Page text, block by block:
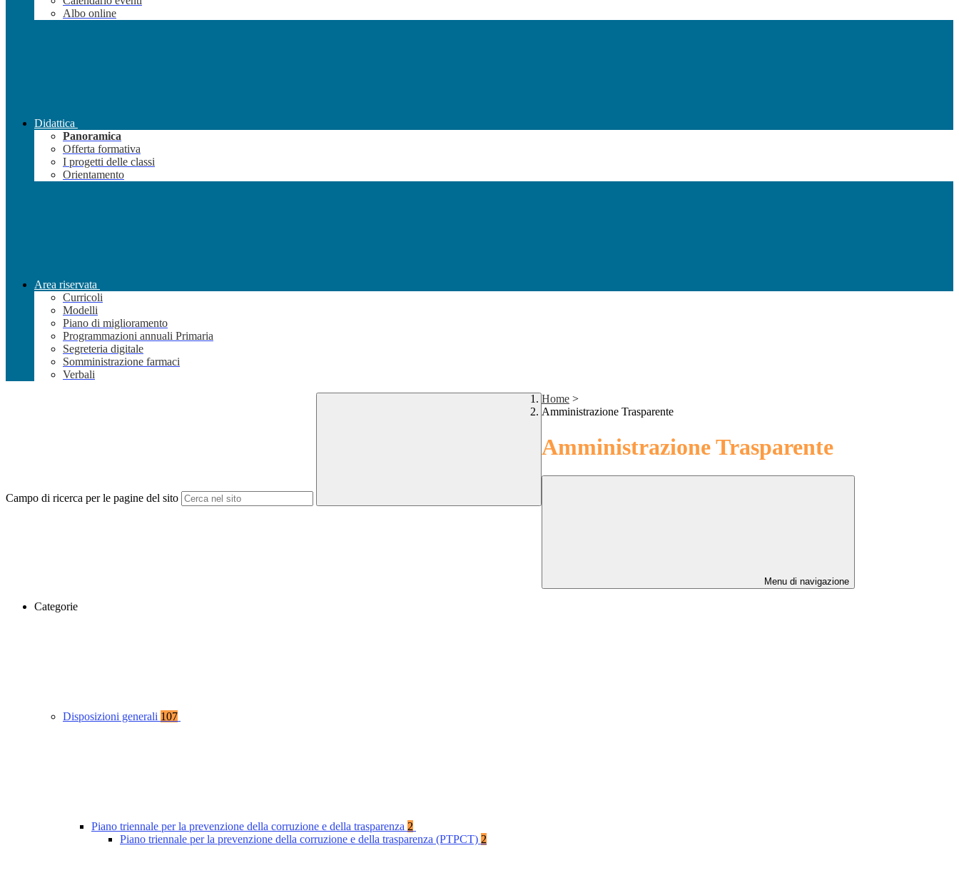
Albo online
Didattica
Panoramica
Offerta formativa
I progetti delle classi
Orientamento
Area riservata
Curricoli
Modelli
Piano di miglioramento
Programmazioni annuali Primaria
Segreteria digitale
Somministrazione farmaci
Verbali
Campo di ricerca per le pagine del sito
Home >
Amministrazione Trasparente
Amministrazione Trasparente
Menu di navigazione
Categorie
Disposizioni generali 107
Piano triennale per la prevenzione della corruzione e della trasparenza 2
Piano triennale per la prevenzione della corruzione e della trasparenza (PTPCT) 2